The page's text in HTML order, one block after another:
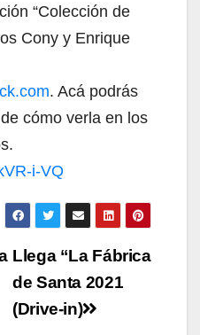
“Colección de
Cony y Enrique
. Acá podrás
cómo verla en los
i-VQ
Llega “La Fábrica
de Santa 2021
(Drive-in)